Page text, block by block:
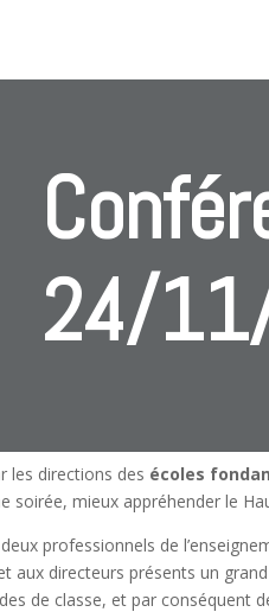
24/
les directions des écoles
soirée, mieux appréhender le
deux professionnels de
aux directeurs présents un
de classe, et par conséquent